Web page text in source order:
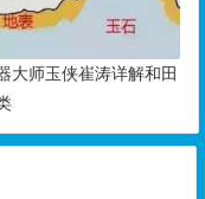
大师玉侠崔涛详解和田